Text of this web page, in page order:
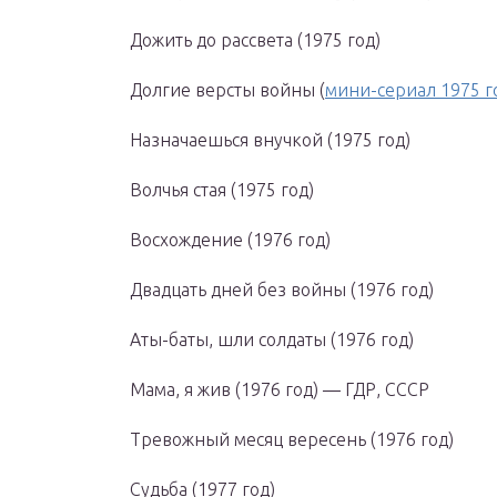
Дожить до рассвета (1975 год)
Долгие версты войны (мини-сериал 1975
Назначаешься внучкой (1975 год)
Волчья стая (1975 год)
Восхождение (1976 год)
Двадцать дней без войны (1976 год)
Аты-баты, шли солдаты (1976 год)
Мама, я жив (1976 год) — ГДР, СССР
Тревожный месяц вересень (1976 год)
Судьба (1977 год)